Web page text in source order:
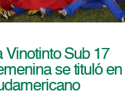
Vinotinto Sub 17
se tituló en